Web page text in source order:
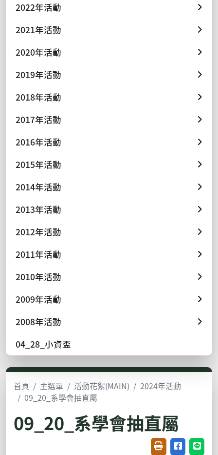
2022年活動
2021年活動
2020年活動
2019年活動
2018年活動
2017年活動
2016年活動
2015年活動
2014年活動
2013年活動
2012年活動
2011年活動
2010年活動
2009年活動
2008年活動
04_28_小資盃
首頁 主選單 活動花絮(MAIN)
2024年活動
09_20_系學會抽直屬
09_20_系學會抽直屬
友善列印(開新視
分享至臉書
分享